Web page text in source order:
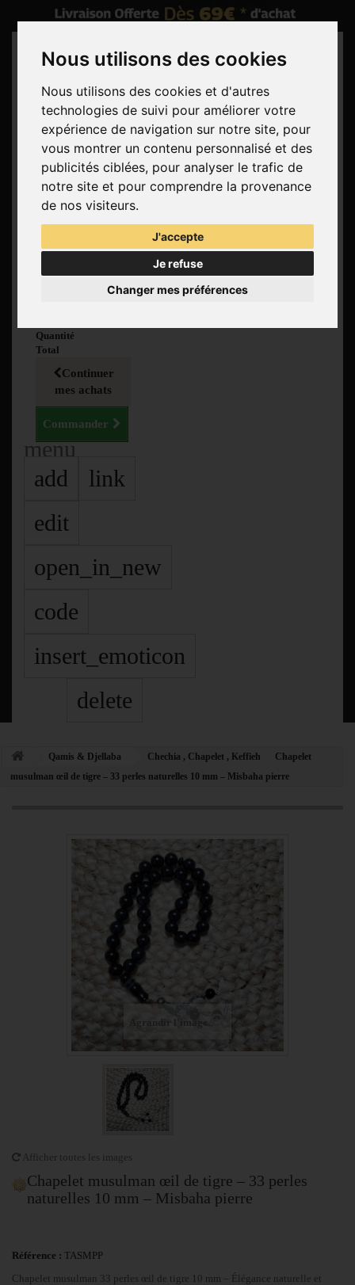
Nous utilisons des cookies
Nous utilisons des cookies et d'autres
technologies de suivi pour améliorer votre
expérience de navigation sur notre site, pour
vous montrer un contenu personnalisé et des
publicités ciblées, pour analyser le trafic de
notre site et pour comprendre la provenance
de nos visiteurs.
J'accepte
Je refuse
Changer mes préférences
Rechercher
Panier(vide)
Aucun produit
Livraison gratuite !
Livraison
Quantité
Total
Continuer
mes achats
Commander
menu
add
link
edit
open_in_new
code
insert_emoticon
delete
Qamis & Djellaba Chechia , Chapelet , Keffieh
Chapelet
musulman œil de tigre – 33 perles naturelles 10 mm – Misbaha pierre
Afficher toutes les images
Chapelet musulman œil de tigre – 33 perles
naturelles 10 mm – Misbaha pierre
Référence : TASMPP
Chapelet musulman 33 perles œil de tigre 10 mm – Élégance naturelle et